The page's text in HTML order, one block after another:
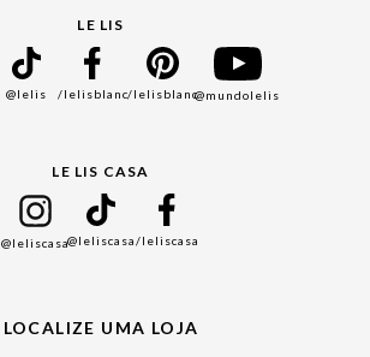
LE LIS
@lelis /lelisblanc/lelisblanc@mundolelis
LE LIS CASA
@leliscasa@leliscasa/leliscasa
LOCALIZE UMA LOJA